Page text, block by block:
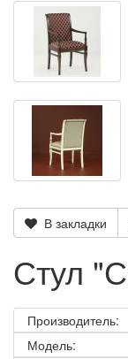
В закладки
Стул
Производитель:
Модель: